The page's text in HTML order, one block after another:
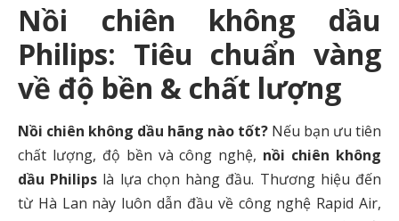
Nồi chiên không dầu
Philips: Tiêu chuẩn vàng
về độ bền & chất lượng
Nồi chiên không dầu hãng nào tốt? Nếu bạn ưu tiên
chất lượng, độ bền và công nghệ, nồi chiên không
dầu Philips là lựa chọn hàng đầu. Thương hiệu đến
từ Hà Lan này luôn dẫn đầu về công nghệ Rapid Air,